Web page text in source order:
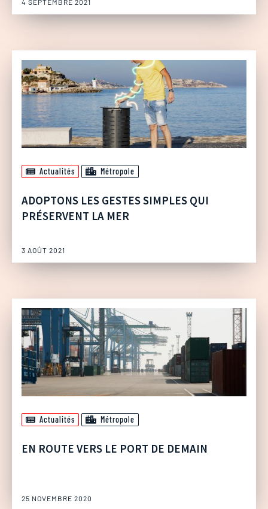
4 SEPTEMBRE 2021
Actualités Métropole
ADOPTONS LES GESTES SIMPLES QUI
PRÉSERVENT LA MER
3 AOÛT 2021
Actualités Métropole
EN ROUTE VERS LE PORT DE DEMAIN
25 NOVEMBRE 2020